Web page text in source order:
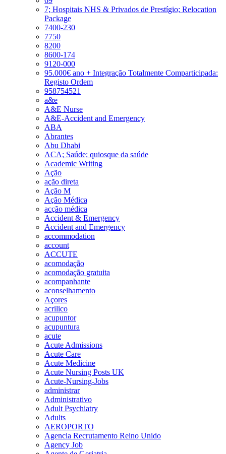
7; Hospitais NHS & Privados de Prestígio; Relocation
Package
7400-230
7750
8200
8600-174
9120-000
95.000€ ano + Integração Totalmente Comparticipada:
Registo Ordem
958754521
a&e
A&E Nurse
A&E-Accident and Emergency
ABA
Abrantes
Abu Dhabi
ACA; Saúde; quiosque da saúde
Academic Writing
Ação
ação direta
Ação M
Ação Médica
acção médica
Accident & Emergency
Accident and Emergency
accommodation
account
ACCUTE
acomodação
acomodação gratuita
acompanhante
aconselhamento
Açores
acrilico
acupuntor
acupuntura
acute
Acute Admissions
Acute Care
Acute Medicine
Acute Nursing Posts UK
Acute-Nursing-Jobs
administrar
Administrativo
Adult Psychiatry
Adults
AEROPORTO
Agencia Recrutamento Reino Unido
Agency Job